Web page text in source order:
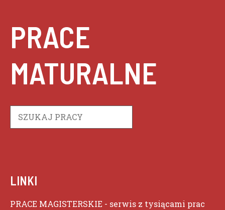
PRACE
MATURALNE
LINKI
PRACE MAGISTERSKIE - serwis z tysiącami prac